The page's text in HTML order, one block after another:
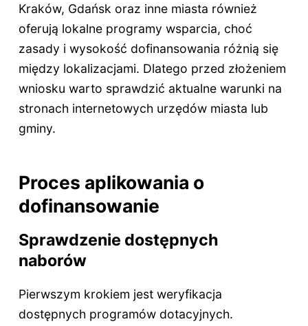
Kraków, Gdańsk oraz inne miasta również
oferują lokalne programy wsparcia, choć
zasady i wysokość dofinansowania różnią się
między lokalizacjami. Dlatego przed złożeniem
wniosku warto sprawdzić aktualne warunki na
stronach internetowych urzędów miasta lub
gminy.
Proces aplikowania o
dofinansowanie
Sprawdzenie dostępnych
naborów
Pierwszym krokiem jest weryfikacja
dostępnych programów dotacyjnych.